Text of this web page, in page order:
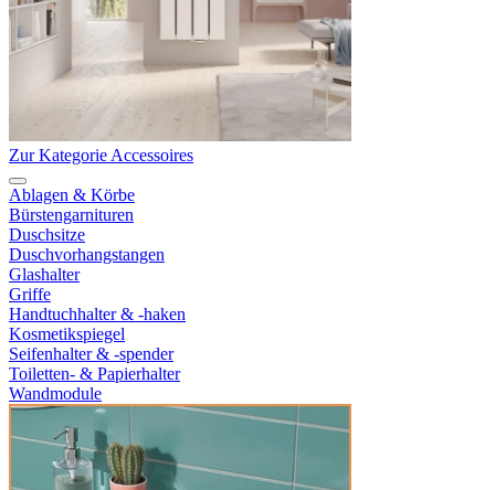
Zur Kategorie Accessoires
Ablagen & Körbe
Bürstengarnituren
Duschsitze
Duschvorhangstangen
Glashalter
Griffe
Handtuchhalter & -haken
Kosmetikspiegel
Seifenhalter & -spender
Toiletten- & Papierhalter
Wandmodule